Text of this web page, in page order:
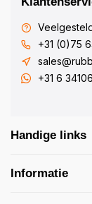
+31 (0)75
+31 6
Handige links
Informatie